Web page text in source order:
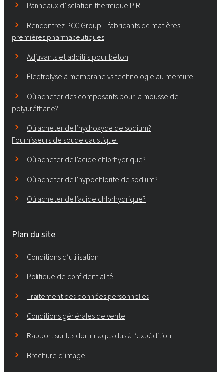
Panneaux d’isolation thermique PIR
Rencontrez PCC Group – fabricants de matières
premières pharmaceutiques
Adjuvants et additifs pour béton
Électrolyse à membrane vs technologie au mercure
Où acheter des composants pour la mousse de
polyuréthane?
Où acheter de l’hydroxyde de sodium?
Fournisseurs de soude caustique.
Où acheter de l’acide chlorhydrique?
Où acheter de l’hypochlorite de sodium?
Où acheter de l’acide chlorhydrique?
Plan du site
Conditions d’utilisation
Politique de confidentialité
Traitement des données personnelles
Conditions générales de vente
Rapport sur les dommages dus à l’expédition
Brochure d’image